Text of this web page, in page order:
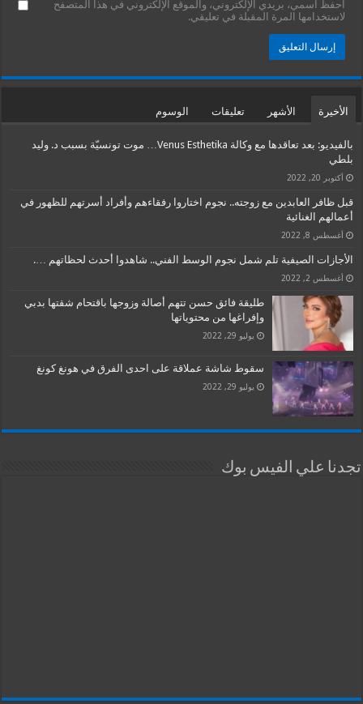
احفظ اسمي، بريدي الإلكتروني، والموقع الإلكتروني في هذا المتصفح
لاستخدامها المرة المقبلة في تعليقي.
الأخيرة الأشهر تعليقات الوسوم
بالفيديو: بعد تعاقدها مع وكالة Venus Esthetika… موت تونسيّة بسبب د. وليد
بلطي
أكتوبر 20, 2022
قبل ظافر العابدين مع زوجته.. نجوم اختاروا رفقاءهم وأفراد أسرتهم للظهور في
أعمالهم الغنائية
أغسطس 8, 2022
الأجازات الصيفية تلم شمل نجوم الوسط الفني.. شاهدوا أحدث لحظاتهم ….
أغسطس 2, 2022
طليقة فائق حسن تتهم أصالة وزوجها باقتحام شقتها بدبي
وإفراغها من محتوياتها
يوليو 29, 2022
سقوط شاشة عملاقة على احدى الفرق في هونغ كونغ
يوليو 29, 2022
تجدنا علي الفيس بوك